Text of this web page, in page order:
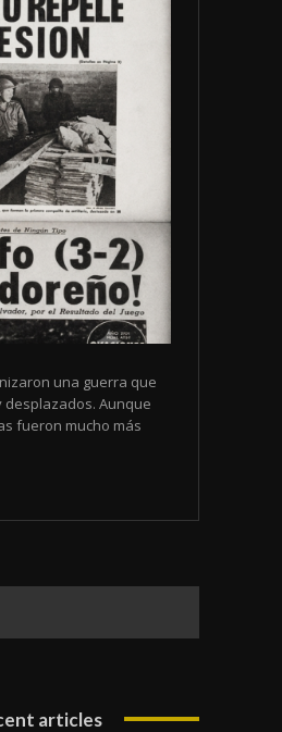
una guerra que
desplazados. Aunque
fueron mucho más
articles